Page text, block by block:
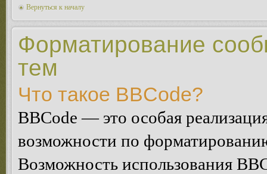
Вернуться к началу
Форматирование
тем
Что такое BBCode?
BBCode — это особая
возможности по
Возможность использования